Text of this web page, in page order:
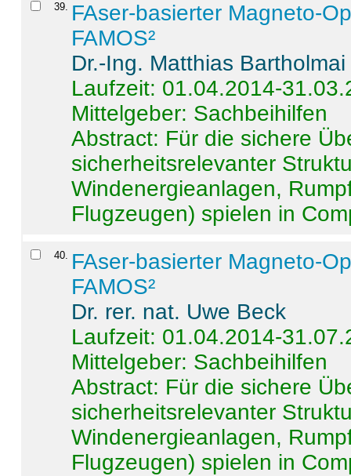
39. FAser-basierter Magneto-
FAMOS²
Dr.-Ing. Matthias Bartholmai
Laufzeit: 01.04.2014-
Mittelgeber: Sachbeihilfen
Abstract: Für die sichere
sicherheitsrelevanter
Windenergieanlagen,
Flugzeugen) spielen in
40. FAser-basierter Magneto-
FAMOS²
Dr. rer. nat. Uwe Beck
Laufzeit: 01.04.2014-
Mittelgeber: Sachbeihilfen
Abstract: Für die sichere
sicherheitsrelevanter
Windenergieanlagen,
Flugzeugen) spielen in